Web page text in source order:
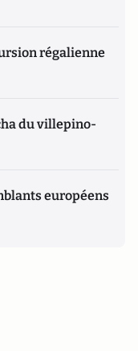
régalienne
du villepino-
européens